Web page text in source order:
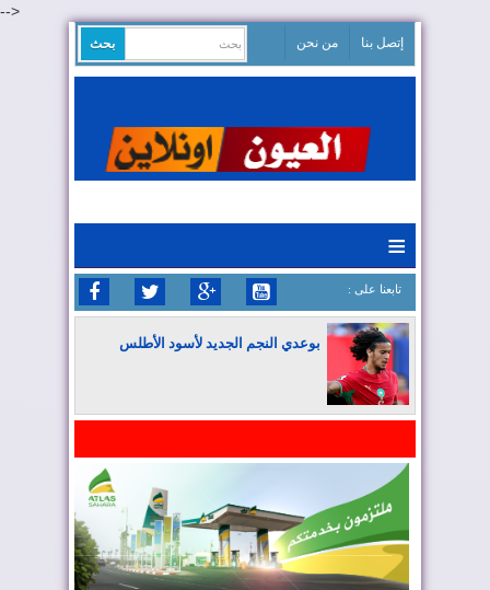
-->
إتصل بنا من نحن
≡
: تابعنا على
بوعدي النجم الجديد لأسود الأطلس
المغرب يعزز موقعه في صناعة الطيران